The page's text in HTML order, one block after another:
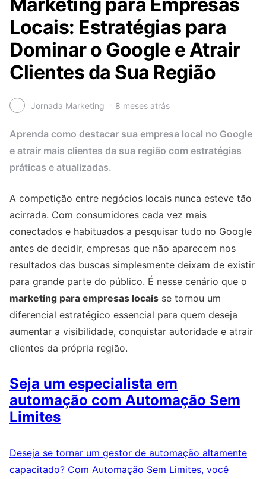
Locais: Estratégias para
Dominar o Google e Atrair
Clientes da Sua Região
Jornada Marketing 8 meses atrás
Aprenda como destacar sua empresa local no Google
e atrair mais clientes da sua região com estratégias
práticas e atualizadas.
A competição entre negócios locais nunca esteve tão
acirrada. Com consumidores cada vez mais
conectados e habituados a pesquisar tudo no Google
antes de decidir, empresas que não aparecem nos
resultados das buscas simplesmente deixam de existir
para grande parte do público. É nesse cenário que o
marketing para empresas locais se tornou um
diferencial estratégico essencial para quem deseja
aumentar a visibilidade, conquistar autoridade e atrair
clientes da própria região.
Seja um especialista em
automação com Automação Sem
Limites
Deseja se tornar um gestor de automação altamente
capacitado? Com Automação Sem Limites, você